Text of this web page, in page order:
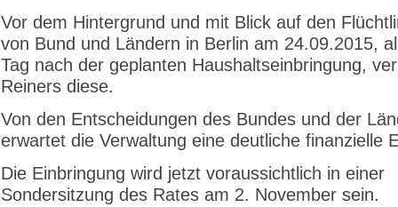
Vor dem Hintergrund und mit Blick auf den
von Bund und Ländern in Berlin am 24.09.2015,
Tag nach der geplanten Haushaltseinbringung,
Reiners diese.
Von den Entscheidungen des Bundes und der
erwartet die Verwaltung eine deutliche finanzielle
Die Einbringung wird jetzt voraussichtlich in einer
Sondersitzung des Rates am 2. November sein.